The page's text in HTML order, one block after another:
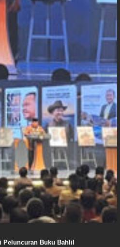
Peluncuran Buku Bahlil